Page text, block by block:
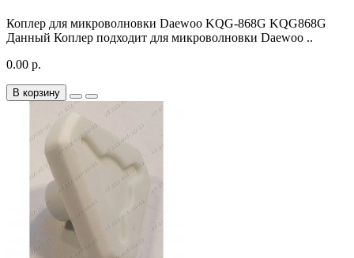
Коплер для микроволновки Daewoo KQG-868G KQG868G
Данный Коплер подходит для микроволновки Daewoo ..
0.00 р.
В корзину